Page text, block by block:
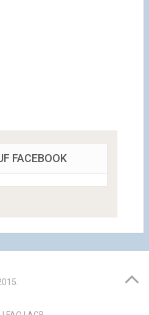
FACEBOOK